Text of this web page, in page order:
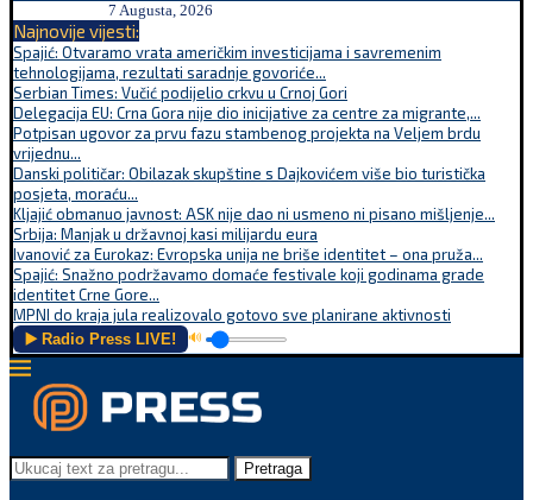
7 Augusta, 2026
Najnovije vijesti:
Spajić: Otvaramo vrata američkim investicijama i savremenim
tehnologijama, rezultati saradnje govoriće...
Serbian Times: Vučić podijelio crkvu u Crnoj Gori
Delegacija EU: Crna Gora nije dio inicijative za centre za migrante,...
Potpisan ugovor za prvu fazu stambenog projekta na Veljem brdu
vrijednu...
Danski političar: Obilazak skupštine s Dajkovićem više bio turistička
posjeta, moraću...
Kljajić obmanuo javnost: ASK nije dao ni usmeno ni pisano mišljenje...
Srbija: Manjak u državnoj kasi milijardu eura
Ivanović za Eurokaz: Evropska unija ne briše identitet – ona pruža...
Spajić: Snažno podržavamo domaće festivale koji godinama grade
identitet Crne Gore...
MPNI do kraja jula realizovalo gotovo sve planirane aktivnosti
▶️ Radio Press LIVE! 🔊
Pretraga